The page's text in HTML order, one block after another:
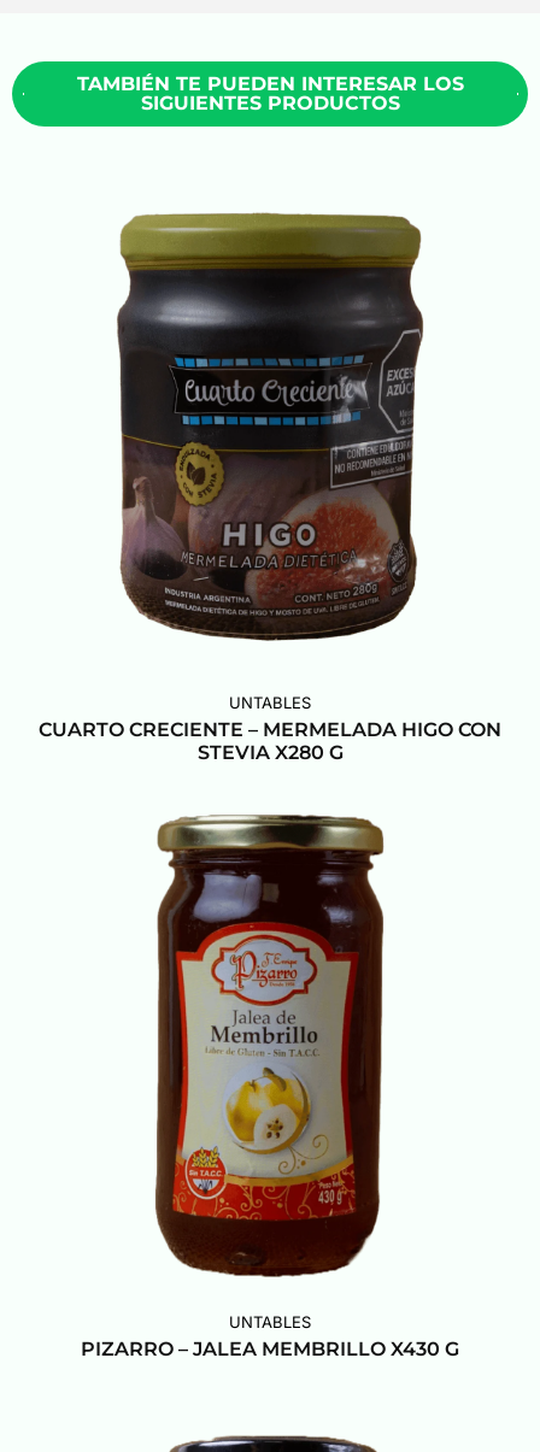
TAMBIÉN TE PUEDEN INTERESAR LOS
SIGUIENTES PRODUCTOS
UNTABLES
CUARTO CRECIENTE – MERMELADA HIGO CON
STEVIA X280 G
UNTABLES
PIZARRO – JALEA MEMBRILLO X430 G